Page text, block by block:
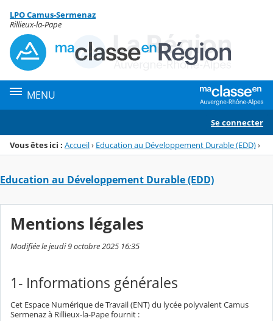
Menu de la rubrique
Contenu
LPO Camus-Sermenaz
Rillieux-la-Pape
MENU
Se connecter
Vous êtes ici : Accueil› Education au Développement Durable (EDD)›
Education au Développement Durable (EDD)
Mentions légales
Modifiée le jeudi 9 octobre 2025 16:35
1- Informations générales
Cet Espace Numérique de Travail (ENT) du lycée polyvalent Camus
Sermenaz à Rillieux-la-Pape fournit :